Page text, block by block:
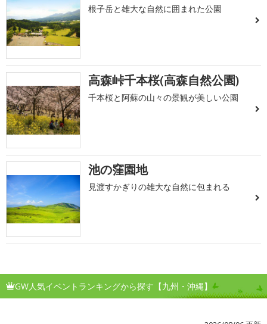
根子岳と雄大な自然に囲まれた公園
高森峠千本桜(高森自然公園)
千本桜と阿蘇の山々の景観が美しい公園
池の窪園地
見渡すかぎりの雄大な自然に包まれる
GW人気イベントランキングから探す【九州・沖縄】